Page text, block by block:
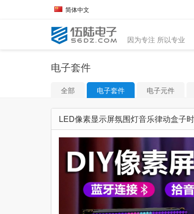
简体中文
因为专注 所以专业
电子套件
全部 电子套件 电子元件
LED像素显示屏氛围灯音乐律动盒子